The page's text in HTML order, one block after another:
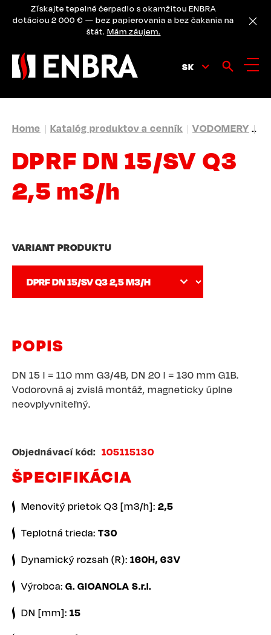
Získajte tepelné čerpadlo s okamžitou ENBRA
dotáciou 2 000 € — bez papierovania a bez čakania na
štát. Mám záujem.
SK
BREADCRUMB
Home Katalóg produktov a cenník VODOMERY
DPRF DN 15/SV Q3
2,5 m3/h
VARIANT PRODUKTU
POPIS
DN 15 l = 110 mm G3/4B, DN 20 l = 130 mm G1B.
Vodorovná aj zvislá montáž, magneticky úplne
neovplyvniteľný.
Objednávací kód 105115130
ŠPECIFIKÁCIA
Menovitý prietok Q3 [m3/h]: 2,5
Teplotná trieda: T30
Dynamický rozsah (R): 160H, 63V
Výrobca: G. GIOANOLA S.r.l.
DN [mm]: 15